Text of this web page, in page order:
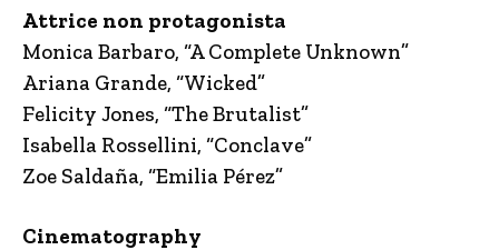
Attrice non protagonista
Monica Barbaro, “A Complete Unknown”
Ariana Grande, “Wicked”
Felicity Jones, “The Brutalist”
Isabella Rossellini, “Conclave”
Zoe Saldaña, “Emilia Pérez”
Cinematography